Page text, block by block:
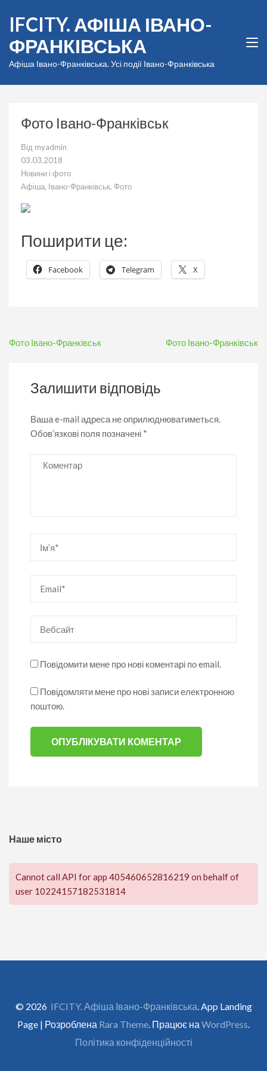
вмісту
(натисніть
Enter)
IFCITY. АФІША ІВАНО-
ФРАНКІВСЬКА
Афіша Івано-Франківська. Усі події Івано-Франківська
Фото Івано-Франківськ
Від myadmin
03.03.2018
Новини і фото
Афіша, Івано-Франківськ, Фото
Поширити це:
Facebook Telegram X
Навігація
Фото Івано-Франківськ Фото Івано-Франківськ
Залишити відповідь
Ваша e-mail адреса не оприлюднюватиметься.
Обов’язкові поля позначені *
Коментар
Повідомити мене про нові коментарі по email.
Повідомляти мене про нові записи електронною
поштою.
Наше місто
Cannot call API for app 405460652816219 on behalf of
user 10224157182531814
© 2026 IFCITY. Афіша Івано-Франківська . App Landing
Page | Розроблена Rara Theme . Працює на WordPress
Політика конфіденційності